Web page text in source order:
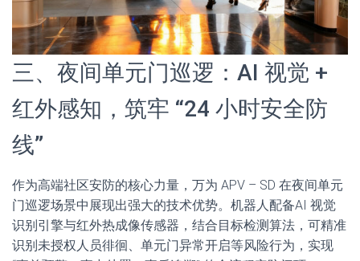
三、夜间单元门巡逻：AI 视觉 +
红外感知，筑牢 “24 小时安全防
线”
作为高端社区安防的核心力量，万为 APV – SD 在夜间单元
门巡逻场景中展现出强大的技术优势。机器人配备AI 视觉
识别引擎与红外热成像传感器，结合目标检测算法，可精准
识别未授权人员徘徊、单元门异常开启等风险行为，实现